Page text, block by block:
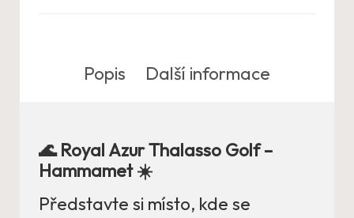
Popis Další informace
🌊 Royal Azur Thalasso Golf –
Hammamet ☀️
Představte si místo, kde se